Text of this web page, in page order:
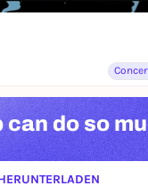
cando so
(ÖFFNET IN NEUEM